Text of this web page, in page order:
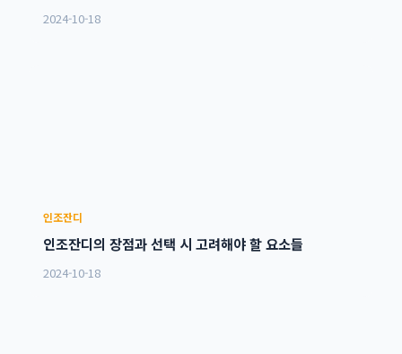
2024-10-18
인조잔디
인조잔디의 장점과 선택 시 고려해야 할 요소들
2024-10-18